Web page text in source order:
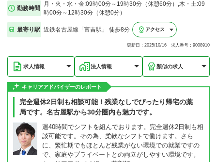
勤務時間
月・火・水・金:09時00分～19時30分（休憩60分）,木・土:09
時00分～12時30分（休憩0分）
最寄り駅 近鉄名古屋線「富吉駅」 徒歩8分 アクセス
更新日：2025/10/16 求人番号：9008910
求人情報 法人情報 類似の求人
キャリアアドバイザーのレポート
完全週休2日制も相談可能！残業なしでぴったり帰宅の薬
局です。名古屋駅から30分圏内も魅力です。
週40時間でシフトを組んでおります。完全週休2日制も相
談可能です。その為、柔軟なシフトで働けます。さら
に、繁忙期でもほとんど残業がない環境での就業ですの
で、家庭やプライベートとの両立がしやすい環境です。